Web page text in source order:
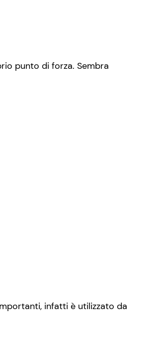
punto di forza. Sembra
infatti è utilizzato da